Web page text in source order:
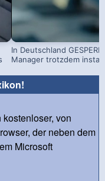
In Deutschland
Manager trotzdem
von
der neben dem
Microsoft